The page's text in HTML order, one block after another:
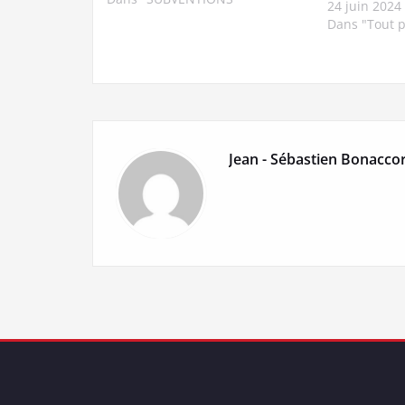
24 juin 2024
Dans "Tout
Jean - Sébastien